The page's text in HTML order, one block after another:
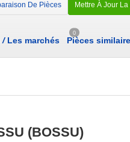
De Pièces Mettre À Jour La
/Les marchés
0
Pièces
(BOSSU)